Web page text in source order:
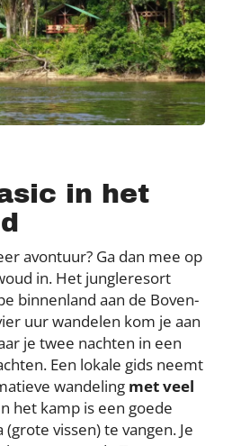
in het
avontuur? Ga dan mee op
in. Het jungleresort
binnenland aan de Boven-
uur wandelen kom je aan
je twee nachten in een
Een lokale gids neemt
wandeling met veel
het kamp is een goede
vissen) te vangen. Je